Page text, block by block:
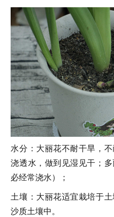
水分：大丽花不耐干旱，
浇透水，做到见湿见干；
必经常浇水）；
土壤：大丽花适宜栽培于
沙质土壤中。